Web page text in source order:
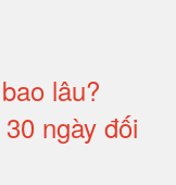
lâu?
ngày đối